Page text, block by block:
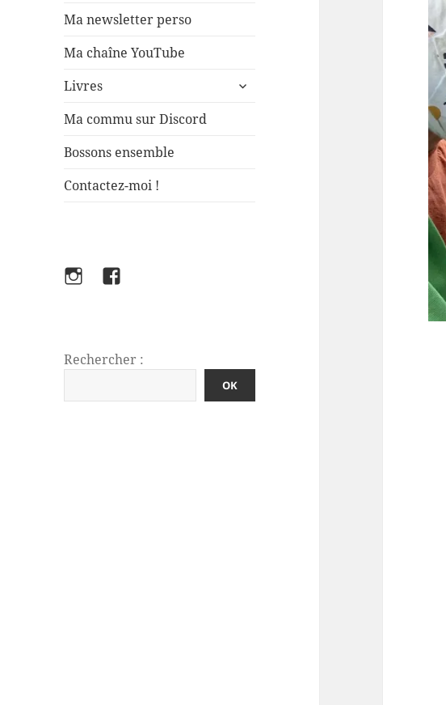
Ma newsletter perso
Ma chaîne YouTube
Livres
ouvrir
Ma commu sur Discord
Bossons ensemble
Contactez-moi !
InstagramFacebook
Rechercher :
OK